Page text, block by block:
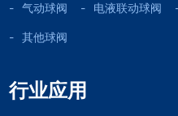
气动球阀 电液联动球阀
其他球阀
行业应用